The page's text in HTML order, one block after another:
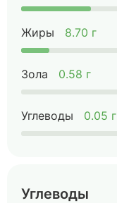
Жиры 8.70 г
Зола 0.58 г
Углеводы 0.05 г
Углеводы